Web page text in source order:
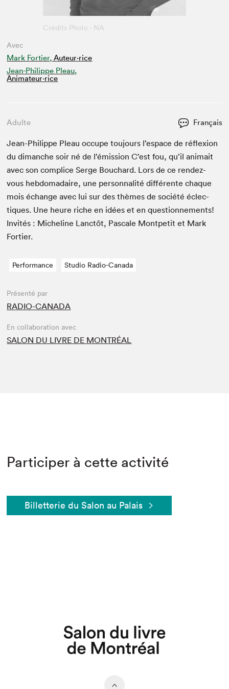
Avec
Mark Fortier, Auteur·rice
Jean-Philippe Pleau,
Animateur⋅rice
Adulte Français
Jean-Philippe Pleau occupe tou­jours l’e­space de réflex­ion
du dimanche soir né de l’émis­sion C’est fou, qu’il ani­mait
avec son com­plice Serge Bouchard. Lors de ce ren­dez-
vous heb­do­madaire, une per­son­nal­ité dif­férente chaque
mois échange avec lui sur des thèmes de société éclec­
tiques. Une heure riche en idées et en ques­tion­nements!
Invités : Miche­line Lanc­tôt, Pas­cale Mont­petit et Mark
Fortier.
Performance Studio Radio-Canada
Présenté par
RADIO-CANADA
En collaboration avec
SALON DU LIVRE DE MONTRÉAL
Participer à cette activité
Billetterie du Salon au Palais